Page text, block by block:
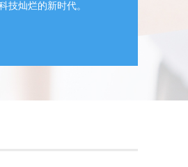
技灿烂的新时代。